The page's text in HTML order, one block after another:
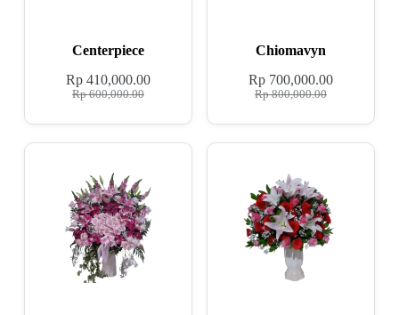
Centerpiece
Rp600,000.00
Rp410,000.00
Chiomavyn
Rp800,000.00
Rp 700,000.00